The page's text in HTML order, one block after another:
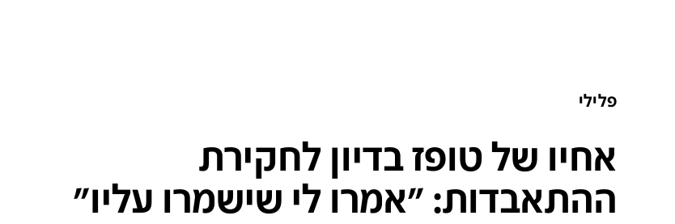
פלילי
אחיו של טופז בדיון לחקירת
ההתאבדות: "אמרו לי שישמרו עליו"